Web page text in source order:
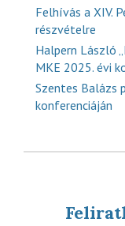
Felhívás a XIV.
részvételre
Halpern László
MKE 2025. évi
Szentes Balázs
konferenciáján